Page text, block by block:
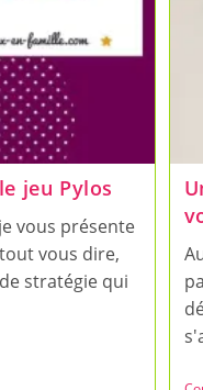
jeu Pylos
vous présente
vous dire,
stratégie qui